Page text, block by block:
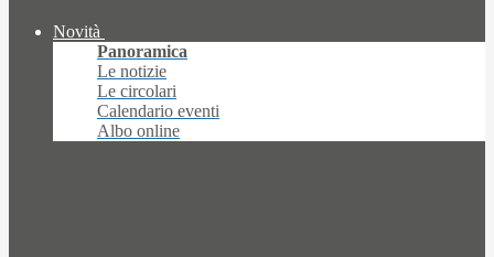
Novità
Panoramica
Le notizie
Le circolari
Calendario eventi
Albo online